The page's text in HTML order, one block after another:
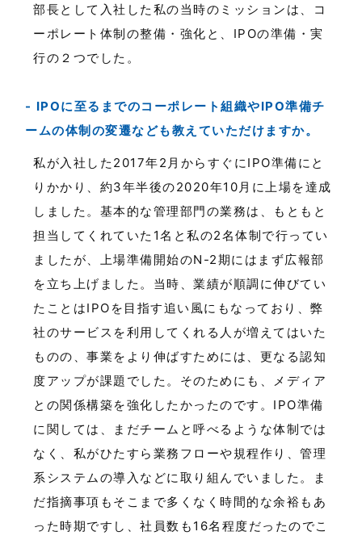
部長として入社した私の当時のミッションは、コ
ーポレート体制の整備・強化と、IPOの準備・実
行の２つでした。
IPOに至るまでのコーポレート組織やIPO準備チ
ームの体制の変遷なども教えていただけますか。
私が入社した2017年2月からすぐにIPO準備にと
りかかり、約3年半後の2020年10月に上場を達成
しました。基本的な管理部門の業務は、もともと
担当してくれていた1名と私の2名体制で行ってい
ましたが、上場準備開始のN-2期にはまず広報部
を立ち上げました。当時、業績が順調に伸びてい
たことはIPOを目指す追い風にもなっており、弊
社のサービスを利用してくれる人が増えてはいた
ものの、事業をより伸ばすためには、更なる認知
度アップが課題でした。そのためにも、メディア
との関係構築を強化したかったのです。IPO準備
に関しては、まだチームと呼べるような体制では
なく、私がひたすら業務フローや規程作り、管理
系システムの導入などに取り組んでいました。ま
だ指摘事項もそこまで多くなく時間的な余裕もあ
った時期ですし、社員数も16名程度だったのでこ